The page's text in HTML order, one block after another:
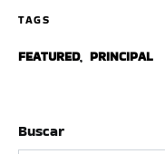
TAGS
FEATURED, PRINCIPAL
Buscar